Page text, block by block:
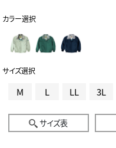
カラー選択
サイズ選択
M L LL 3L
サイズ表